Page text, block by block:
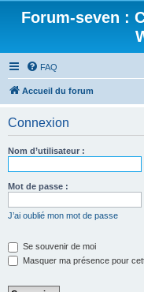
Forum-seven :
FAQ
Accueil du forum
Connexion
Nom d’utilisateur :
Mot de passe :
J’ai oublié mon mot de passe
Se souvenir de moi
Masquer ma présence pour